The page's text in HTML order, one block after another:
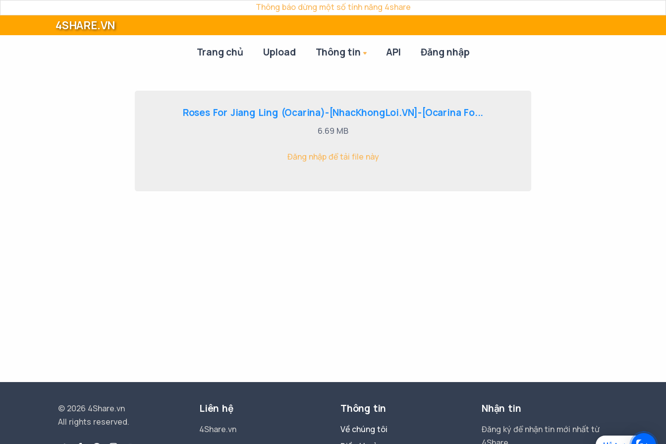
Thông báo dừng một số tính năng 4share
4SHARE.VN
Trang chủ Upload Thông tin API Đăng nhập
Roses For Jiang Ling (Ocarina)-[NhacKhongLoi.VN]-[Ocarina Fo...
6.69 MB
Đăng nhập để tải file này
© 2026 4Share.vn
All rights reserved.
Liên hệ
4Share.vn
Thông tin
Về chúng tôi
Nhận tin
Đăng ký để nhận tin mới nhất từ